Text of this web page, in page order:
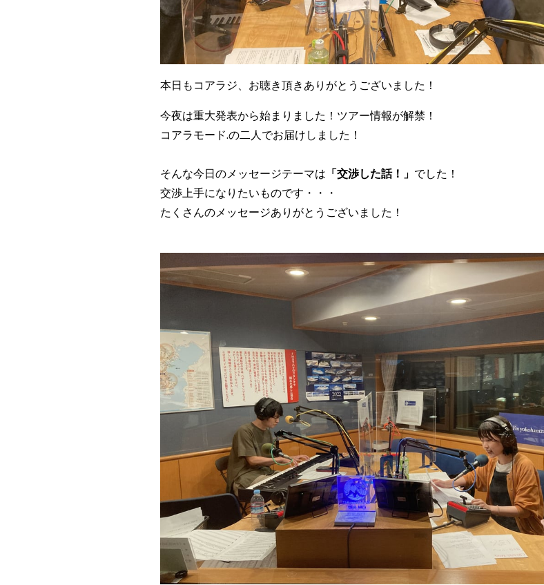
本日もコアラジ、お聴き頂きありがとうございました！
今夜は重大発表から始まりました！ツアー情報が解禁！
コアラモード.の二人でお届けしました！
そんな今日のメッセージテーマは 「交渉した話！ 」 でした！
交渉上手になりたいものです・・・
たくさんのメッセージありがとうございました！